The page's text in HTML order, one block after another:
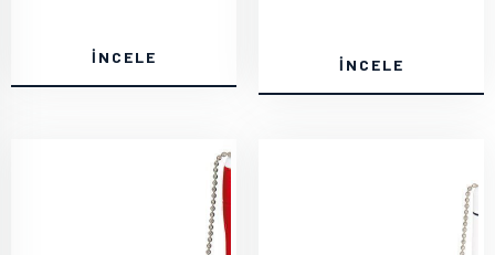
İNCELE İNCELE